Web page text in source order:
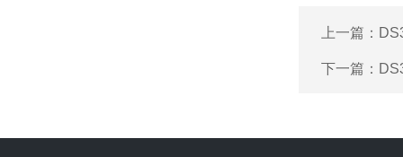
上一篇：
下一篇：